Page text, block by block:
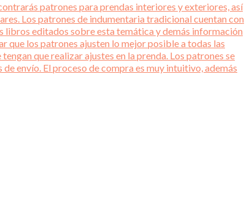
patrones para prendas interiores y exteriores, así
Los patrones de indumentaria tradicional cuentan con
libros editados sobre esta temática y demás información
los patrones ajusten lo mejor posible a todas las
que realizar ajustes en la prenda. Los patrones se
envío. El proceso de compra es muy intuitivo, además